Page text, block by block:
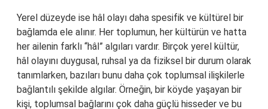
Yerel düzeyde ise hâl olayı daha spesifik ve kültürel bir
bağlamda ele alınır. Her toplumun, her kültürün ve hatta
her ailenin farklı “hâl” algıları vardır. Birçok yerel kültür,
hâl olayını duygusal, ruhsal ya da fiziksel bir durum olarak
tanımlarken, bazıları bunu daha çok toplumsal ilişkilerle
bağlantılı şekilde algılar. Örneğin, bir köyde yaşayan bir
kişi, toplumsal bağlarını çok daha güçlü hisseder ve bu